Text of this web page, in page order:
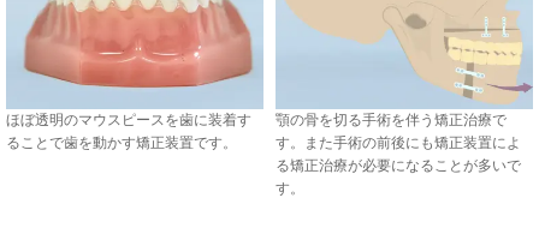
ほぼ透明のマウスピースを歯に装着す
ることで歯を動かす矯正装置です。
顎の骨を切る手術を伴う矯正治療で
す。また手術の前後にも矯正装置によ
る矯正治療が必要になることが多いで
す。